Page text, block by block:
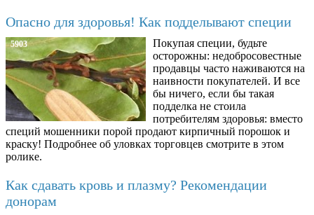
Опасно для здоровья! Как подделывают специи
5903
Покупая специи, будьте
осторожны: недобросовестные
продавцы часто наживаются на
наивности покупателей. И все
бы ничего, если бы такая
подделка не стоила
потребителям здоровья: вместо
специй мошенники порой продают кирпичный порошок и
краску! Подробнее об уловках торговцев смотрите в этом
ролике.
Как сдавать кровь и плазму? Рекомендации
донорам